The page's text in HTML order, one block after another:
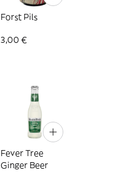
Forst Pils
3,00 €
Fever Tree
Ginger Beer